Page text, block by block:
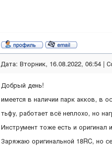
Дата: Вторник, 16.08.2022, 06:54 |
Добрый день!
имеется в наличии парк акков, в
тьфу, работает всё неплохо, но
Инструмент тоже есть и оригинал
Заряжаю оригинальной 18RC, но